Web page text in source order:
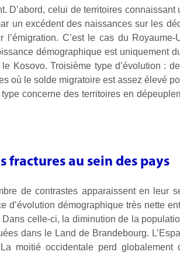
D’abord, celui de territoires
un excédent des naissances sur les
l’émigration. C’est le cas du
démographique est uniquement
Kosovo. Troisième type d’évolution :
où le solde migratoire est assez élevé
concerne des territoires en
fractures au sein des pays
de contrastes apparaissent en leur
d’évolution démographique très nette
Dans celle-ci, la diminution de la
dans le Land de Brandebourg.
moitié occidentale perd